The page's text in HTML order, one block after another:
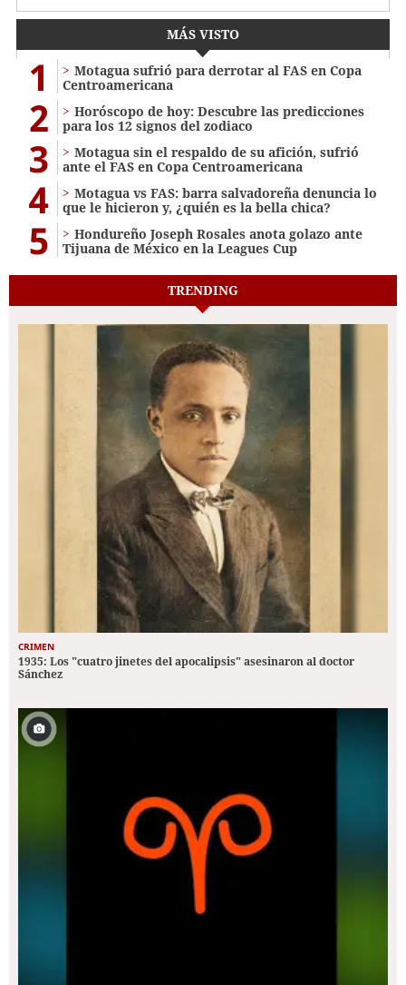
MÁS VISTO
1
Motagua sufrió para derrotar al FAS en Copa
Centroamericana
2
Horóscopo de hoy: Descubre las predicciones
para los 12 signos del zodiaco
3
Motagua sin el respaldo de su afición, sufrió
ante el FAS en Copa Centroamericana
4
Motagua vs FAS: barra salvadoreña denuncia lo
que le hicieron y, ¿quién es la bella chica?
5
Hondureño Joseph Rosales anota golazo ante
Tijuana de México en la Leagues Cup
TRENDING
CRIMEN
1935: Los "cuatro jinetes del apocalipsis" asesinaron al doctor
Sánchez